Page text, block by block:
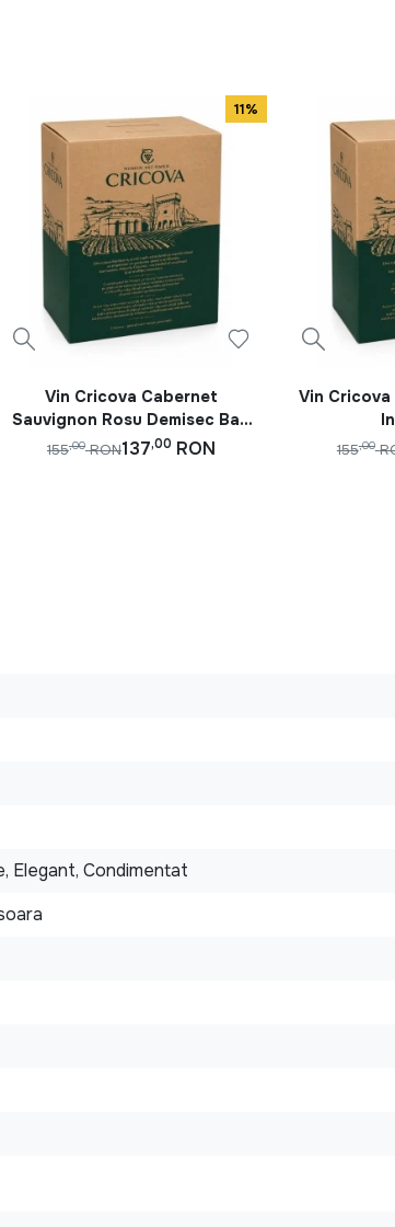
11%
Vin Cricova Cabernet
Sauvignon Rosu Demisec Bag
In Box 10L
137,00 RON
155,00 RON
Vin Cricova
155,00
Elegant, Condimentat